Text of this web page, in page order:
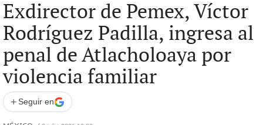
Exdirector de Pemex, Víctor
Rodríguez Padilla, ingresa al
penal de Atlacholoaya por
violencia familiar
+ Seguir en